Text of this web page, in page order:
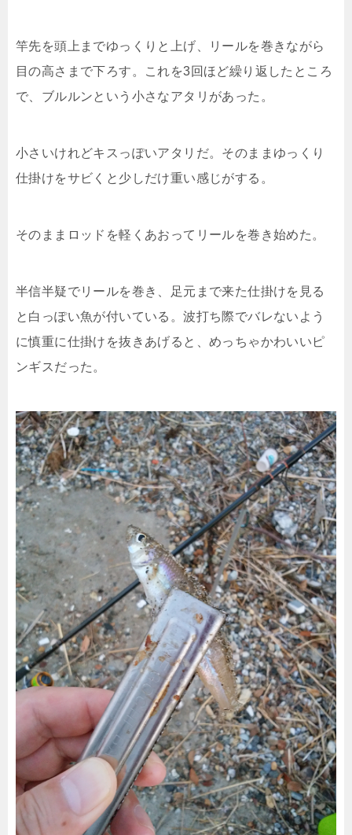
竿先を頭上までゆっくりと上げ、リールを巻きながら
目の高さまで下ろす。これを3回ほど繰り返したところ
で、ブルルンという小さなアタリがあった。
小さいけれどキスっぽいアタリだ。そのままゆっくり
仕掛けをサビくと少しだけ重い感じがする。
そのままロッドを軽くあおってリールを巻き始めた。
半信半疑でリールを巻き、足元まで来た仕掛けを見る
と白っぽい魚が付いている。波打ち際でバレないよう
に慎重に仕掛けを抜きあげると、めっちゃかわいいピ
ンギスだった。